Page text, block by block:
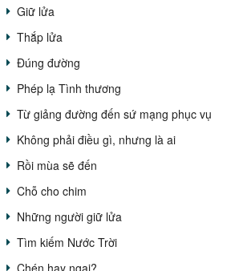
Giữ lửa
Thắp lửa
Đúng đường
Phép lạ Tình thương
Từ giảng đường đến sứ mạng phục vụ
Không phải điều gì, nhưng là ai
Rồi mùa sẽ đến
Chỗ cho chim
Những người giữ lửa
Tìm kiếm Nước Trời
Chén hay ngai?